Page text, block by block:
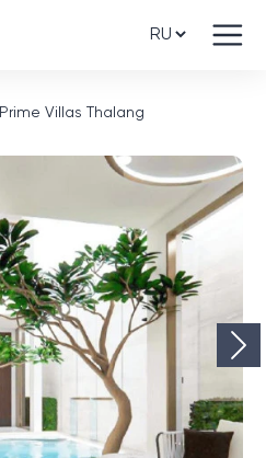
Prime Villas Thalang